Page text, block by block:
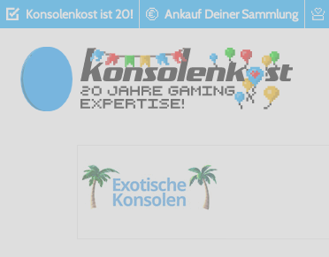
Konsolenkost ist 20! Ankauf Deiner Sammlung